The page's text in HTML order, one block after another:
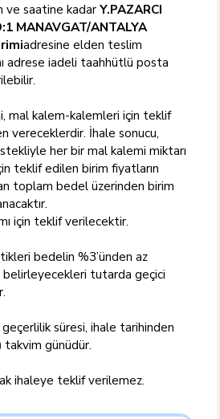
ve saatine kadarY.PAZARCI
MANAVGAT/ANTALYA
adresine elden teslim
adrese iadeli taahhütlü posta
mal kalem-kalemleri için teklif
vereceklerdir. İhale sonucu,
her bir mal kalemi miktarı
teklif edilen birim fiyatların
toplam bedel üzerinden birim
için teklif verilecektir.
bedelin %3’ünden az
tutarda geçici
süresi, ihale tarihinden
takvim günüdür.
ihaleye teklif verilemez.